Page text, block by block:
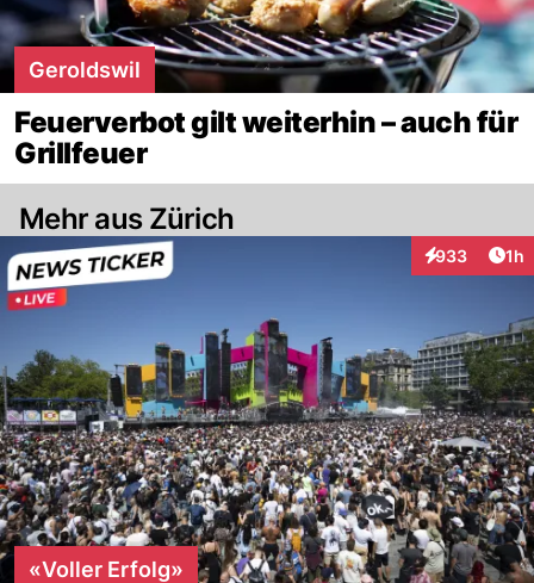
Geroldswil
Feuerverbot gilt weiterhin – auch für
Grillfeuer
Mehr aus Zürich
933
Interaktionen
1h
«Voller Erfolg»